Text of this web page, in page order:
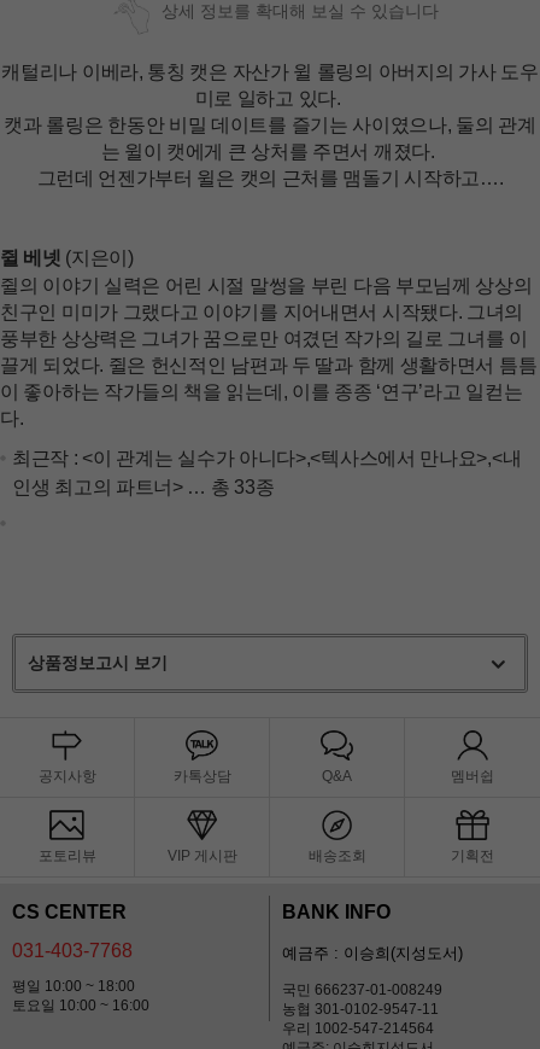
상세 정보를 확대해 보실 수 있습니다
캐털리나 이베라, 통칭 캣은 자산가 윌 롤링의 아버지의 가사 도우
미로 일하고 있다.
캣과 롤링은 한동안 비밀 데이트를 즐기는 사이였으나, 둘의 관계
는 윌이 캣에게 큰 상처를 주면서 깨졌다.
그런데 언젠가부터 윌은 캣의 근처를 맴돌기 시작하고….
쥘 베넷 (지은이)
쥘의 이야기 실력은 어린 시절 말썽을 부린 다음 부모님께 상상의
친구인 미미가 그랬다고 이야기를 지어내면서 시작됐다. 그녀의
풍부한 상상력은 그녀가 꿈으로만 여겼던 작가의 길로 그녀를 이
끌게 되었다. 쥘은 헌신적인 남편과 두 딸과 함께 생활하면서 틈틈
이 좋아하는 작가들의 책을 읽는데, 이를 종종 ‘연구’라고 일컫는
다.
최근작 : <이 관계는 실수가 아니다>,<텍사스에서 만나요>,<내
인생 최고의 파트너> … 총 33종
상품정보고시 보기
공지사항 카톡상담 Q&A 멤버쉽
포토리뷰 VIP 게시판 배송조회 기획전
CS CENTER
031-403-7768
평일 10:00 ~ 18:00
토요일 10:00 ~ 16:00
BANK INFO
예금주 : 이승희(지성도서)
국민 666237-01-008249
농협 301-0102-9547-11
우리 1002-547-214564